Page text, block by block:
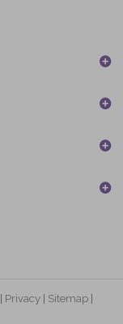
Privacy Sitemap